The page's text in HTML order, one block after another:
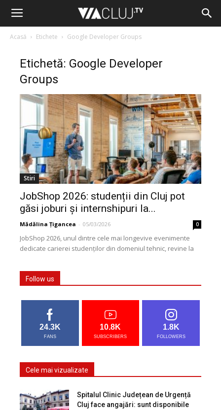
Acasă Etichete Google Developer Groups
Etichetă: Google Developer
Groups
Stiri
JobShop 2026: studenții din Cluj pot
găsi joburi și internshipuri la...
Mădălina Țigancea - 05/03/2026 0
JobShop 2026, unul dintre cele mai longevive evenimente
dedicate carierei studenților din domeniul tehnic, revine la
Follow us
24.3K
FANS
10.8K
SUBSCRIBERS
1.8K
FOLLOWERS
Cele mai vizualizate
Spitalul Clinic Județean de Urgență
Cluj face angajări: sunt disponibile